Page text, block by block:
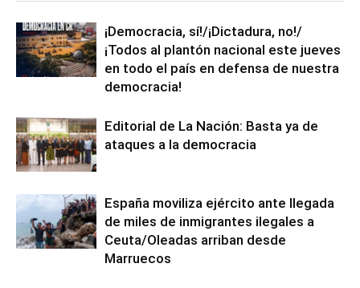
¡Democracia, sí!/¡Dictadura, no!/
¡Todos al plantón nacional este jueves
en todo el país en defensa de nuestra
democracia!
Editorial de La Nación: Basta ya de
ataques a la democracia
España moviliza ejército ante llegada
de miles de inmigrantes ilegales a
Ceuta/Oleadas arriban desde
Marruecos